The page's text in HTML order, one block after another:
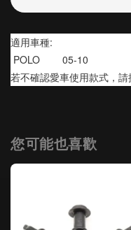
適用車種:
POLO        05-10
若不確認愛車使用款式，
您可能也喜歡